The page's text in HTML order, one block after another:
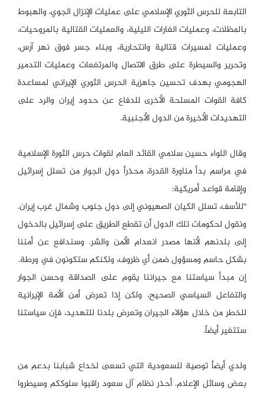
التابعة للحرس الثوري الإسلامي على عمليات الإنزال الجوي، والهبوط
بالمظلات، وعمليات الغارات الليلية، والعمليات القتالية بالمروحيات،
وعمليات لمسيرات قتالية وانتحارية، وبناء جسر فوق نهر آرس،
وتحرير والسيطرة على طرق الاتصال والمرتفعات وعمليات التدمير
الهجومي بهدف تحسين جاهزية الحرس الثوري الإيراني لمساعدة
كافة القوات المسلحة الأخرى للدفاع عن حدود إيران والرد على
التهديدات الأخيرة من الدول الأجنبية.
وقال اللواء حسين سلامي القائد العام لقوات حرس الثورة الإسلامية
في مراسم بدأ مناورة القدرة، محذراً دول الجوار من تسلل إسرائيل
وإقامة قواعد أمريكية:
“للأسف، تسلل الكيان الصهيوني إلى دول جنوب وشمال غرب إيران.
ونقول لحكومات تلك الدول أن تقطع الطريق على إسرائيل بالدخول
إلى بلدنهم لأنها مصدر انعدام الأمن والشر. وسندافع عن أمننا
بشكل حاسم ومسؤول ضمن أي ظروف، ولكنكم ستكونون في ورطة.
إن مبدأ سياستنا مع جيراننا يقوم على الصداقة وحسن الجوار
والتفاعل السياسي الصحيح، ولكن إذا تعرض أمن الأمة الإيرانية
للخطر من خلال هؤلاء الجيران وتعرض بلدنا للتهديد، فإن سياستنا
ستتغير أيضاً.
ولدي أيضاً توصية للسعودية التي تسعى لخداع شبابنا بدعم من
بعض وسائل الإعلام. أحذر نظام آل سعود راقبوا سلوككم وسيطروا